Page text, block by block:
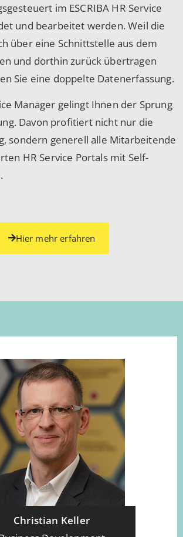
im ESCRIBA HR Service
und bearbeitet werden. Weil die
über eine Schnittstelle aus dem
und dorthin zurück übertragen
Sie eine doppelte Datenerfassung.
Manager gelingt Ihnen der Sprung
Davon profitiert nicht nur die
sondern generell alle Mitarbeitende
HR Service Portals mit Self-
Hier mehr erfahren
Christian Keller